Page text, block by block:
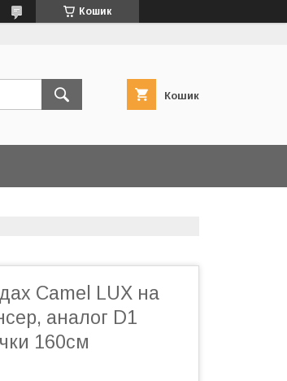
Кошик
Кошик
Camel LUX на
аналог D1
160см